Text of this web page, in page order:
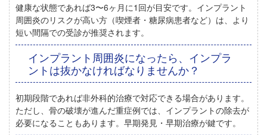
健康な状態であれば3〜6ヶ月に1回が目安です。インプラント
周囲炎のリスクが高い方（喫煙者・糖尿病患者など）は、より
短い間隔での受診が推奨されます。
インプラント周囲炎になったら、インプラ
ントは抜かなければなりませんか？
初期段階であれば非外科的治療で対応できる場合があります。
ただし、骨の破壊が進んだ重症例では、インプラントの除去が
必要になることもあります。早期発見・早期治療が鍵です。